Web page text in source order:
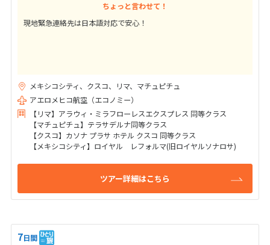
ちょっと言わせて！
現地緊急連絡先は日本語対応で安心！
メキシコシティ、クスコ、リマ、マチュピチュ
アエロメヒコ航空（エコノミー）
【リマ】アラウィ・ミラフローレスエクスプレス 同等クラス
【マチュピチュ】テラサデルナ同等クラス
【クスコ】カソナ プラサ ホテル クスコ 同等クラス
【メキシコシティ】ロイヤル レフォルマ(旧ロイヤルソナロサ)
ツアー詳細はこちら
7日間